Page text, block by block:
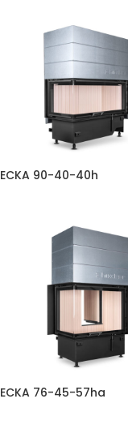
ECKA 90-40-40h
ECKA 76-45-57ha